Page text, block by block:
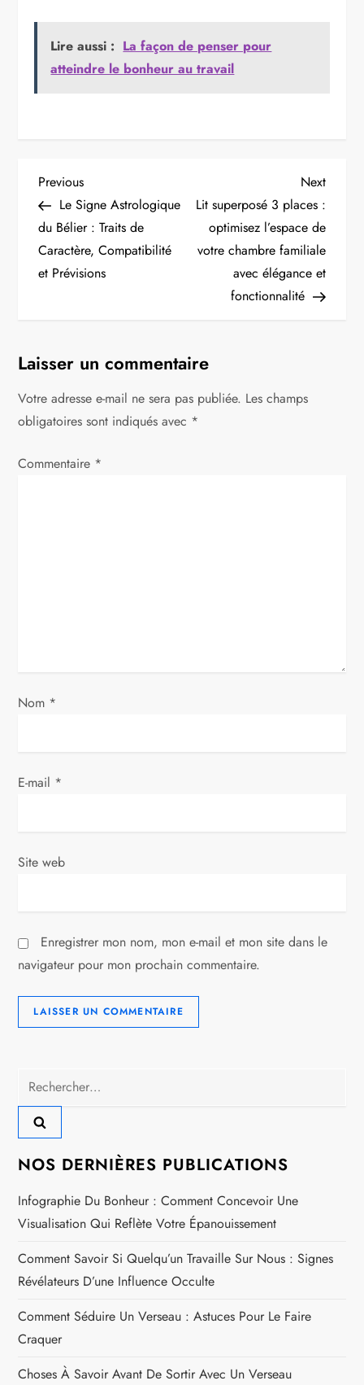
Lire aussi : La façon de penser pour
atteindre le bonheur au travail
N
a
v
a
t
i
o
a
i
l
Previous
Post
Previous
Le Signe Astrologique
du Bélier : Traits de
Caractère, Compatibilité
et Prévisions
Next
Post
Next
Lit superposé 3 places :
optimisez l’espace de
votre chambre familiale
avec élégance et
fonctionnalité
Laisser un commentaire
Votre adresse e-mail ne sera pas publiée. Les champs
obligatoires sont indiqués avec *
Commentaire *
Nom *
E-mail *
Site web
Enregistrer mon nom, mon e-mail et mon site dans le
navigateur pour mon prochain commentaire.
Rechercher :
NOS DERNIÈRES PUBLICATIONS
Infographie Du Bonheur : Comment Concevoir Une
Visualisation Qui Reflète Votre Épanouissement
Comment Savoir Si Quelqu’un Travaille Sur Nous : Signes
Révélateurs D’une Influence Occulte
Comment Séduire Un Verseau : Astuces Pour Le Faire
Craquer
Choses À Savoir Avant De Sortir Avec Un Verseau